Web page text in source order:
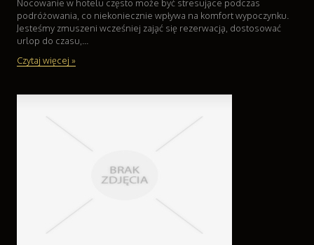
Hotele i Noclegi
Podróże
Dietetyka, Odchudzanie
Oprogramowanie
Oprogramowanie
Nocowanie w hotelu często może być stresujące podczas
podróżowania, co niekoniecznie wpływa na komfort wypoczynku.
Jesteśmy zmuszeni wcześniej zająć się rezerwacją, dostosować
urlop do czasu,...
Czytaj więcej »